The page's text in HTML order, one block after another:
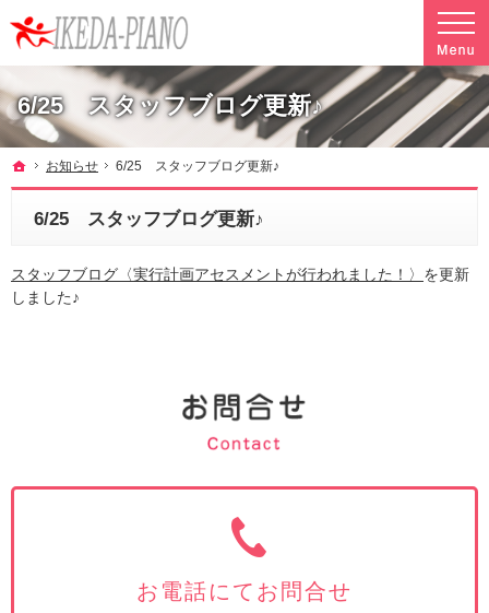
6/25 スタッフブログ更新♪
調律やクリーニングも行っています。ピアノ引越し・運搬・配送なら料金も魅力の当社へ
ホーム
お知らせ 6/25 スタッフブログ更新♪
6/25 スタッフブログ更新♪
スタッフブログ〈実行計画アセスメントが行われました！〉 を更新
しました♪
お電話にてお問合せ